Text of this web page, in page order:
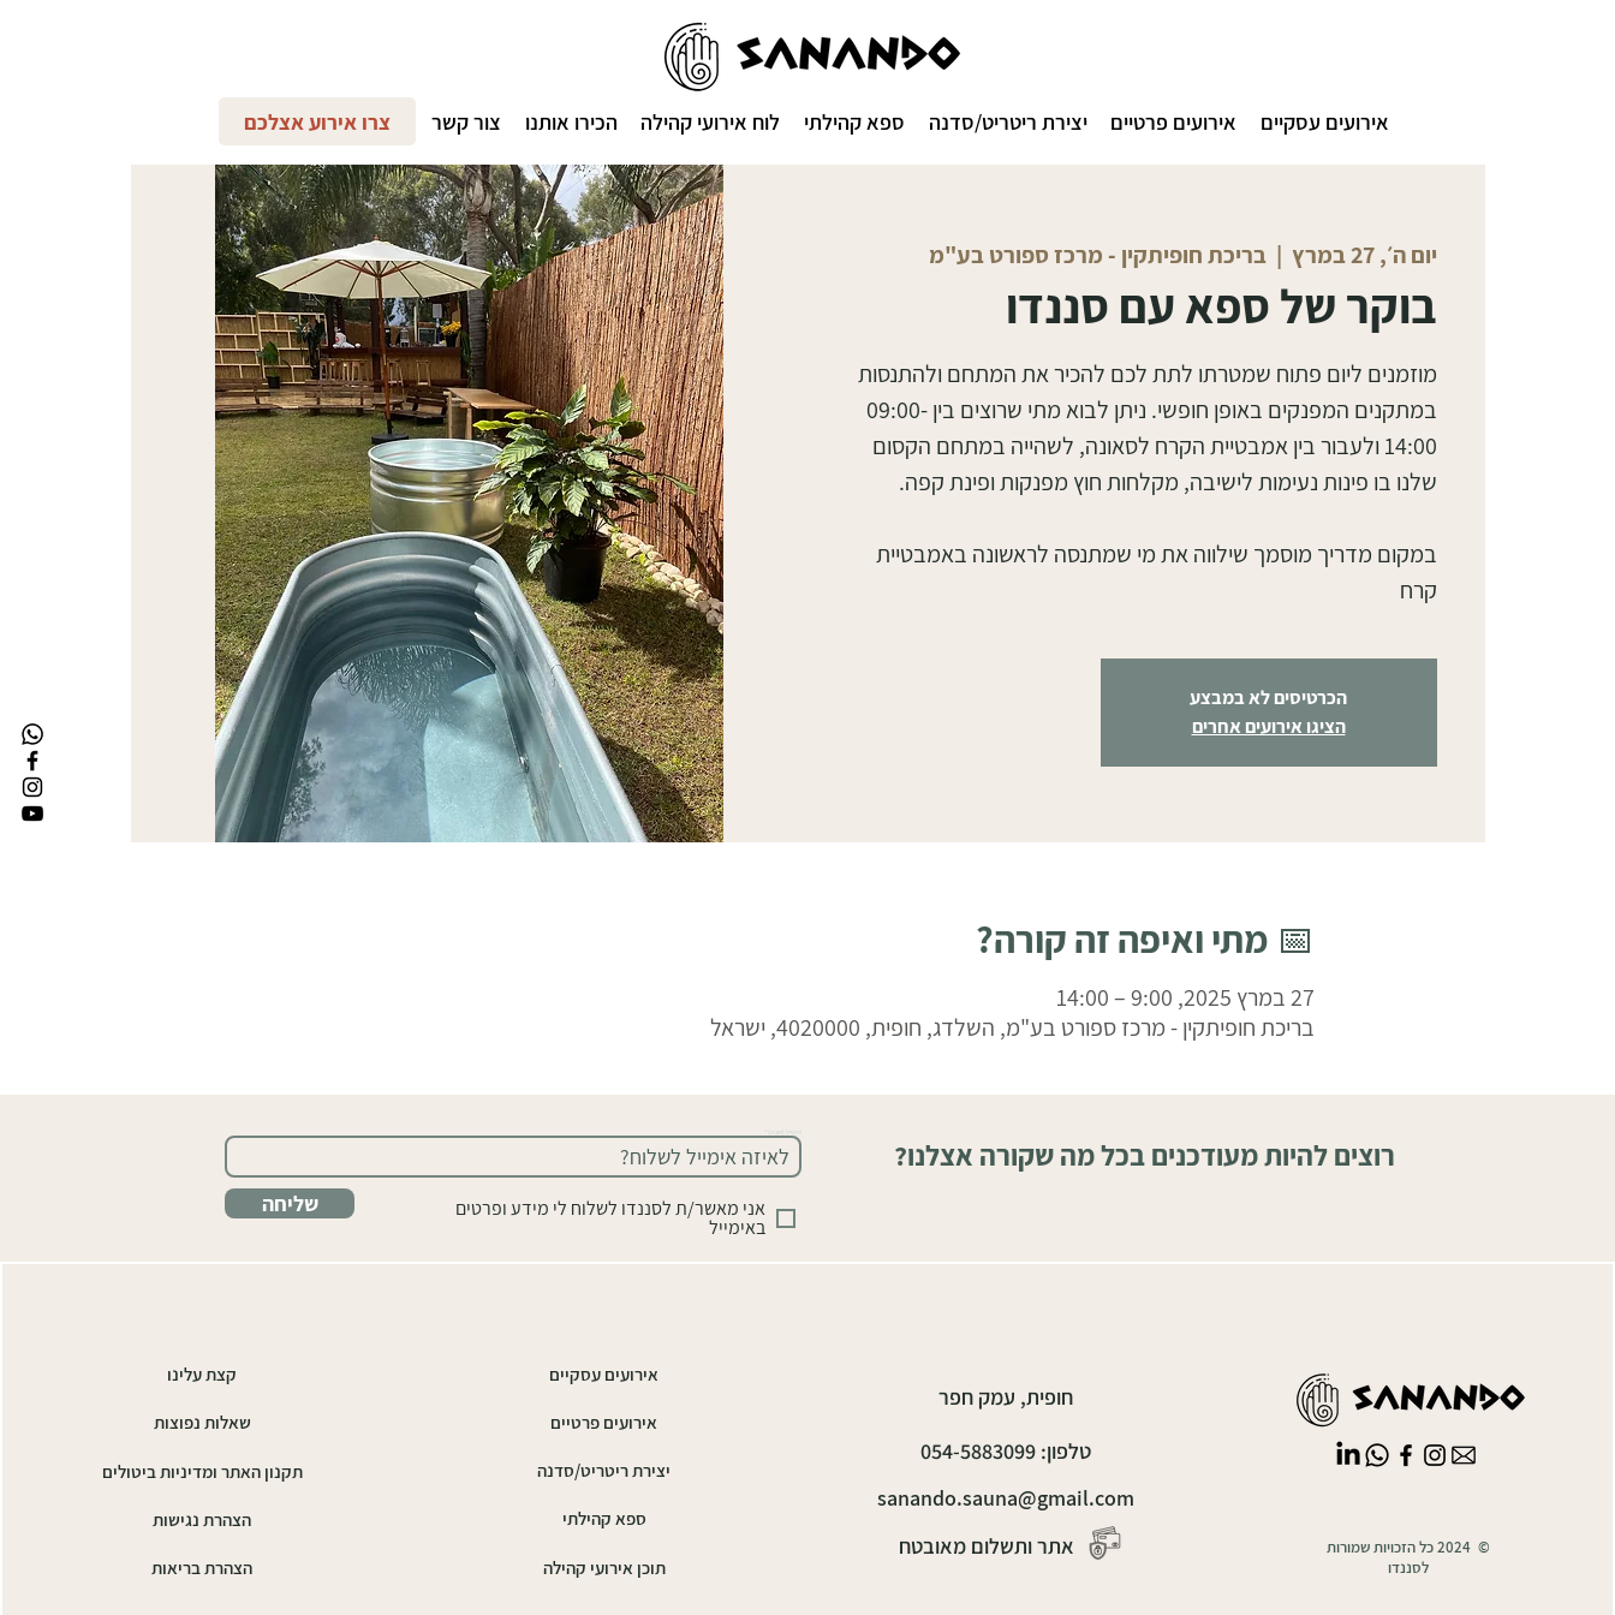
צרו אירוע אצלכם אירועים עסקיים אירועים פרטיים יצירת ריטריט/סדנה ספא קהילתי לוח אירועי קהילה הכירו אותנו צור קשר
יום ה׳, 27 במרץ
  |
בריכת חופיתקין - מרכז ספורט בע"מ
בוקר של ספא עם סננדו
מוזמנים ליום פתוח שמטרתו לתת לכם להכיר את המתחם ולהתנסות
במתקנים המפנקים באופן חופשי. ניתן לבוא מתי שרוצים בין 09:00-
14:00 ולעבור בין אמבטיית הקרח לסאונה, לשהייה במתחם הקסום
במקום מדריך מוסמך שילווה את מי שמתנסה לראשונה באמבטיית
קרח
הכרטיסים לא במבצע
הציגו אירועים אחרים
📅 מתי ואיפה זה קורה?
27 במרץ 2025, 9:00 – 14:00
בריכת חופיתקין - מרכז ספורט בע"מ, השלדג, חופית, 4020000, ישראל
רוצים להיות מעודכנים בכל מה שקורה אצלנו?
שליחה אני מאשר/ת לסננדו לשלוח לי מידע ופרטים
באימייל
קצת עלינו
שאלות נפוצות
תקנון האתר ומדיניות ביטולים
הצהרת נגישות
הצהרת בריאות
אירועים עסקיים
אירועים פרטיים
יצירת ריטריט/סדנה
ספא קהילתי
תוכן אירועי קהילה
חופית, עמק חפר
טלפון: 054-5883099
sanando.sauna@gmail.com
אתר ותשלום מאובטח
© 2024 כל הזכויות שמורות
לסננדו